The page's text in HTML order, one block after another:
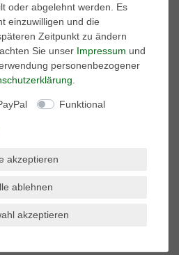
oder abgelehnt werden. Es
einzuwilligen und die
Zeitpunkt zu ändern
Sie unser Impressum und
personenbezogener
Funktional
akzeptieren
ablehnen
akzeptieren